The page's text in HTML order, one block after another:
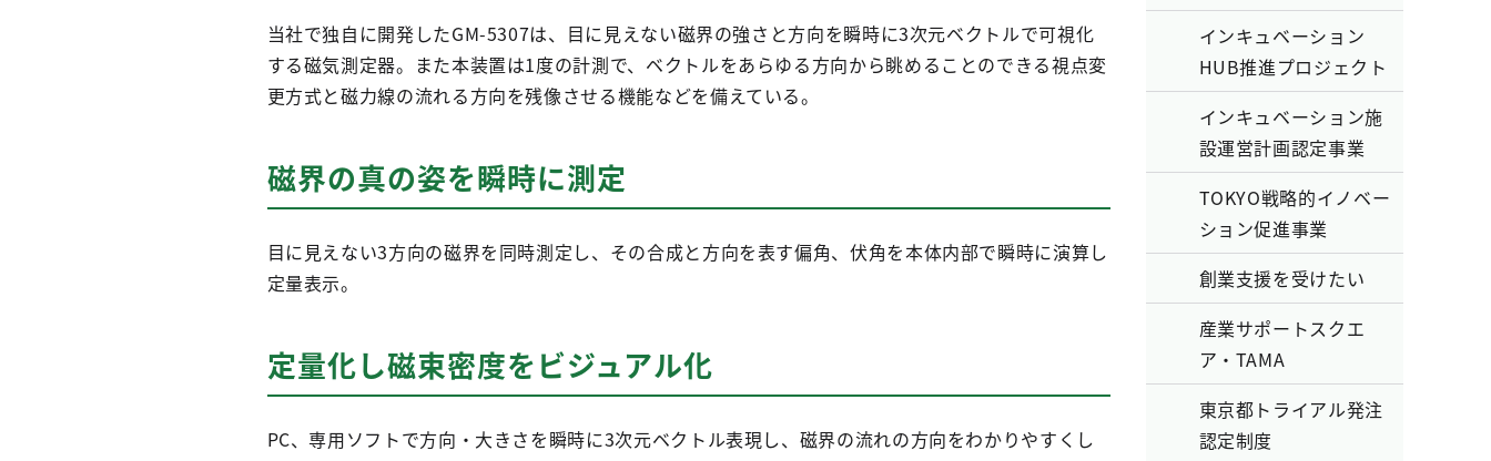
当社で独自に開発したGM-5307は、目に見えない磁界の強さと方向を瞬時に3次元ベクトルで可視化
する磁気測定器。また本装置は1度の計測で、ベクトルをあらゆる方向から眺めることのできる視点変
更方式と磁力線の流れる方向を残像させる機能などを備えている。
磁界の真の姿を瞬時に測定
目に見えない3方向の磁界を同時測定し、その合成と方向を表す偏角、伏角を本体内部で瞬時に演算し
定量表示。
定量化し磁束密度をビジュアル化
PC、専用ソフトで方向・大きさを瞬時に3次元ベクトル表現し、磁界の流れの方向をわかりやすくし
インキュベーション
HUB推進プロジェクト
インキュベーション施
設運営計画認定事業
TOKYO戦略的イノベー
ション促進事業
創業支援を受けたい
産業サポートスクエ
ア・TAMA
東京都トライアル発注
認定制度